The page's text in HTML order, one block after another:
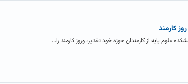
کارمند
علوم پایه از کارمندان حوزه خود تقدیر، وروز کارمند را...